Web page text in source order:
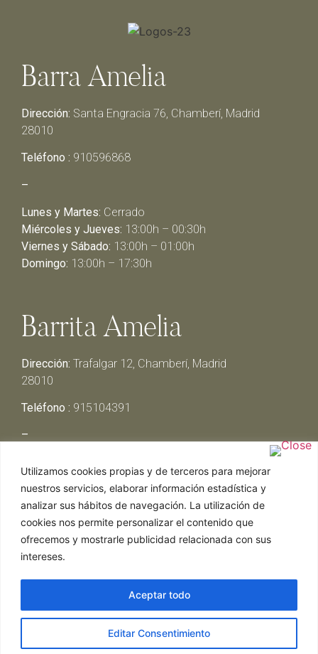
Utilizamos cookies propias y de terceros para mejorar
nuestros servicios, elaborar información estadística y
analizar sus hábitos de navegación. La utilización de
cookies nos permite personalizar el contenido que
ofrecemos y mostrarle publicidad relacionada con sus
intereses.
Editar Consentimiento
Aceptar todo
Barra Amelia
Dirección: Santa Engracia 76, Chamberí, Madrid
28010
Teléfono : 910596868
–
Lunes y Martes: Cerrado
Miércoles y Jueves: 13:00h – 00:30h
Viernes y Sábado: 13:00h – 01:00h
Domingo: 13:00h – 17:30h
Barrita Amelia
Dirección: Trafalgar 12, Chamberí, Madrid
28010
Teléfono : 915104391
–
Miércoles y Jueves:13:00h – 00:30h
Viernes y Sábado: 13:00h – 01:00h
Domingo:13:00h – 17:30h
Web realizada por Chef Ejecutivo,Asesoría de
|Política de Cookies|
ghostwriter hausarbeit schreiben lassen ghostwriter